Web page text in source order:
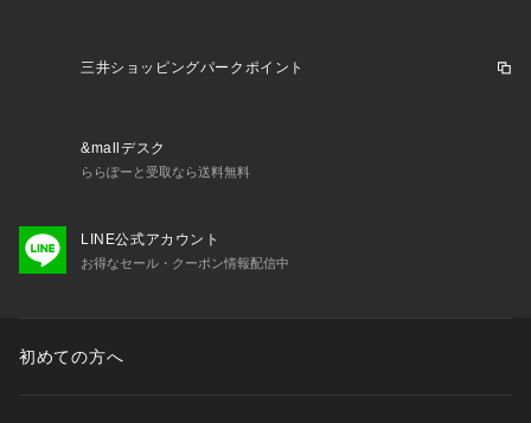
三井ショッピングパークポイント
&mallデスク
ららぽーと受取なら送料無料
LINE公式アカウント
お得なセール・クーポン情報配信中
初めての方へ